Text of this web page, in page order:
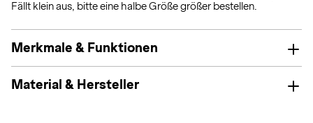
Fällt klein aus, bitte eine halbe Größe größer bestellen.
Merkmale & Funktionen
Material & Hersteller